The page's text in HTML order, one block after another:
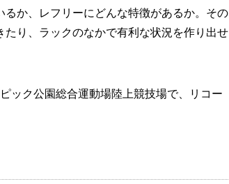
か、レフリーにどんな特徴があるか。その
り、ラックのなかで有利な状況を作り出せ
ック公園総合運動場陸上競技場で、リコー